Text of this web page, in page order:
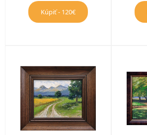
Kúpiť - 120€